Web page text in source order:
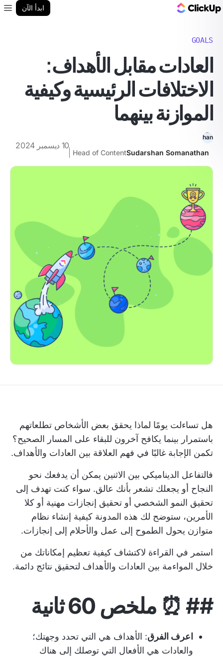
ابدأ الآن
GOALS
العادات مقابل الأهداف:
الاختلافات الرئيسية وكيفية
الموازنة بينهما
Sudarshan Somanathan
Head of Content
10 ديسمبر 2024
هل تساءلت يومًا لماذا يحقق بعض الأشخاص تطلعاتهم
باستمرار بينما يكافح آخرون للبقاء على المسار الصحيح؟
تكمن الإجابة غالبًا في فهم العلاقة بين العادات والأهداف.
فالتفاعل الديناميكي بين الاثنين يمكن أن يدفعك نحو
النجاح أو يجعلك تشعر بأنك عالق. سواء كنت تهدف إلى
تحقيق النمو الشخصي أو تحقيق إنجازات مهنية أو كلا
الأمرين، ستوضح لك هذه المدونة كيفية إنشاء نظام
متوازن يحول الطموح إلى عمل والأحلام إلى إنجازات.
استمر في القراءة لاكتشاف كيفية تعظيم إمكاناتك من
خلال المواءمة بين العادات والأهداف لتحقيق نتائج دائمة.
## ⏰ ملخص 60 ثانية
اعرف الفرق: الأهداف هي التي تحدد وجهتك؛
والعادات هي الأفعال التي توصلك إلى هناك